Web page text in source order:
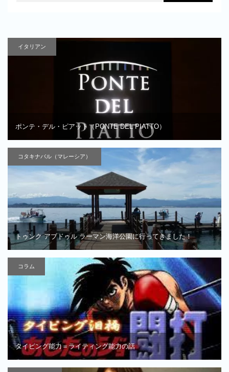
イタリアン
ポンテ・デル・ピアット（PONTE DEL PIATTO）
コタキナバル（マレーシア）
トゥンク アブドゥル ラーマン海洋公園に行ってきました！
コラム
タイピング能力＝ライティング能力の話